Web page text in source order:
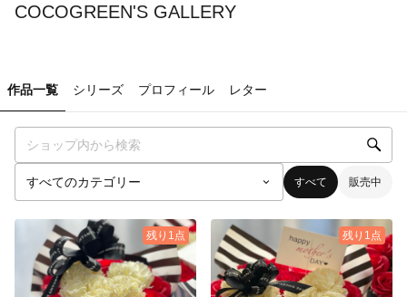
COCOGREEN'S GALLERY
作品一覧 シリーズ プロフィール レター
すべて 販売中
残り1点 残り1点